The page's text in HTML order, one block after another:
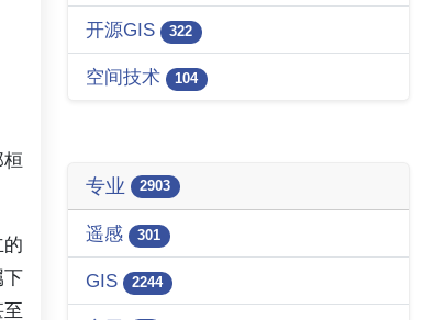
下
开源GIS 322
空间技术 104
专业 2903
遥感 301
GIS 2244